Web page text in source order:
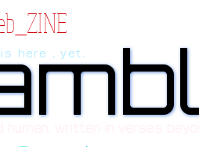
here , yet.